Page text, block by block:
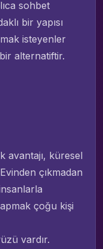
sohbet
bir yapısı
isteyenler
alternatiftir.
avantajı, küresel
çıkmadan
çoğu kişi
vardır.